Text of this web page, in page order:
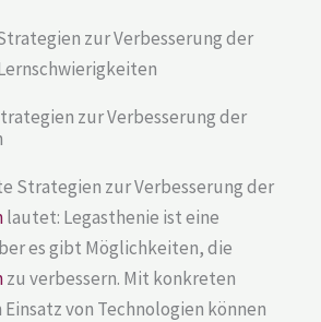
zur Verbesserung der
Strategien zur Verbesserung der
lautet: Legasthenie ist eine
es gibt Möglichkeiten, die
zu verbessern. Mit konkreten
von Technologien können